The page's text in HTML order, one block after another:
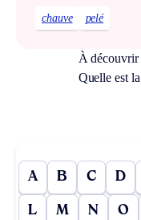
chauve pelé
À découvrir
Quelle est
A B C D
L M N O